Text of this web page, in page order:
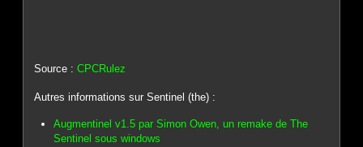
Source :CPCRulez
Autres informations sur Sentinel (the) :
Augmentinel v1.5 par Simon Owen, un remake de The
Sentinel sous windows